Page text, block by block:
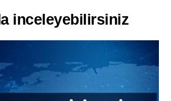
inceleyebilirsiniz